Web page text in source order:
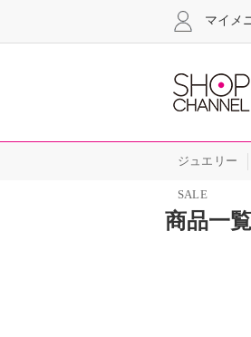
マイメ
ジュエリー
SALE
商品一覧